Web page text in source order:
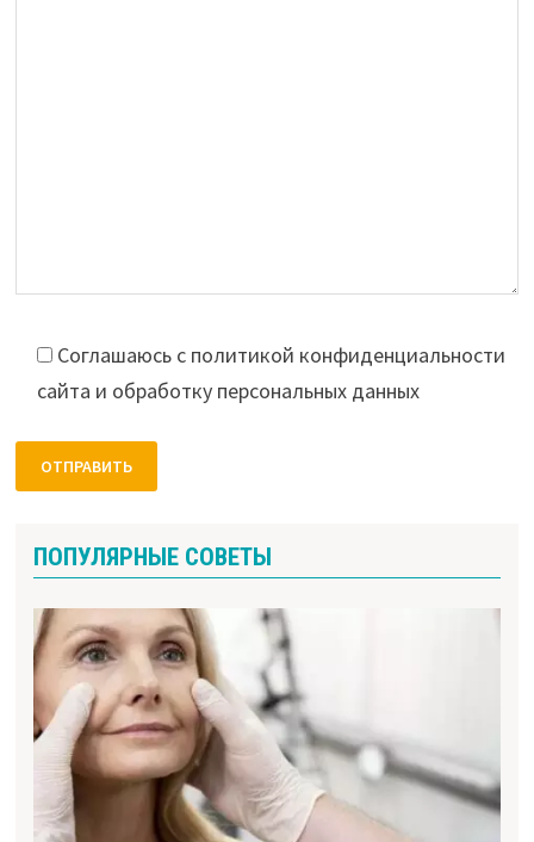
Соглашаюсь с политикой конфиденциальности
сайта и обработку персональных данных
ПОПУЛЯРНЫЕ СОВЕТЫ